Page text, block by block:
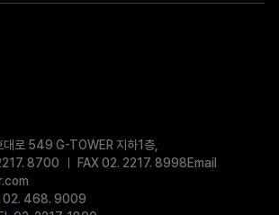
대로 549 G-TOWER 지하1층,
8700
FAX 02. 2217. 8998Email
02. 468. 9009